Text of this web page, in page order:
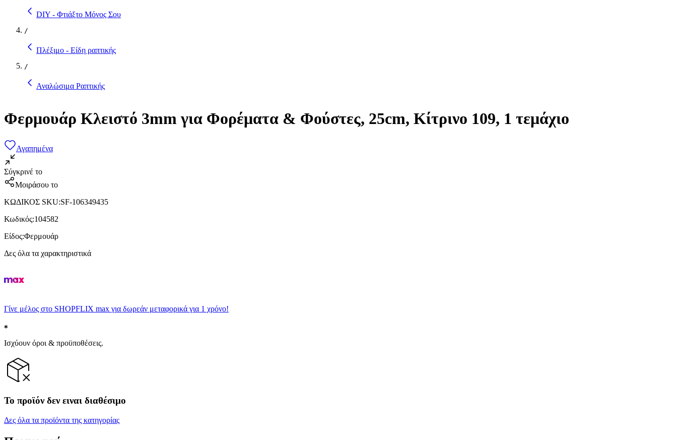
DIY - Φτιάξτο Μόνος Σου
/
Πλέξιμο - Είδη ραπτικής
/
Αναλώσιμα Ραπτικής
Φερμουάρ Κλειστό 3mm για Φορέματα & Φούστες, 25cm, Κίτρινο 109, 1 τεμάχιο
Αγαπημένα
Σύγκρινέ το
Μοιράσου το
ΚΩΔΙΚΟΣ SKU:SF-106349435
Κωδικός:104582
Είδος:Φερμουάρ
Δες όλα τα χαρακτηριστικά
Γίνε μέλος στο SHOPFLIX max για δωρεάν μεταφορικά για 1 χρόνο!
Ισχύουν όροι & προϋποθέσεις.
Το προϊόν δεν ειναι διαθέσιμο
Δες όλα τα προϊόντα της κατηγορίας